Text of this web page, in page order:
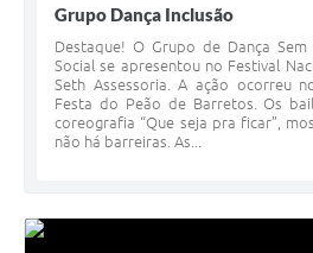
Grupo Dança Inclusão
Destaque! O Grupo de Dança
Social se apresentou no Festival
Seth Assessoria. A ação ocorreu
Festa do Peão de Barretos. Os
coreografia “Que seja pra ficar”,
não há barreiras. As...